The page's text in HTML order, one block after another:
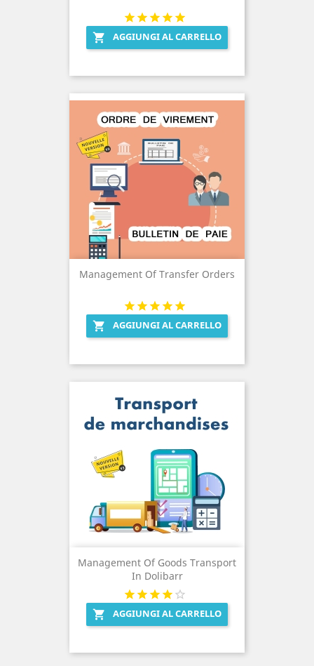
 AGGIUNGI AL CARRELLO
Management Of Transfer Orders
 AGGIUNGI AL CARRELLO
Management Of Goods Transport
In Dolibarr
 AGGIUNGI AL CARRELLO